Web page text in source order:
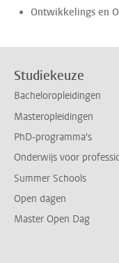
Ontwikkelings en
Studiekeuze
Bacheloropleidingen
Masteropleidingen
PhD-programma's
Onderwijs voor
Summer Schools
Open dagen
Master Open Dag